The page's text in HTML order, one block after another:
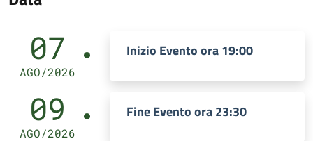
07
AGO/2026
Inizio Evento ora 19:00
09
AGO/2026
Fine Evento ora 23:30